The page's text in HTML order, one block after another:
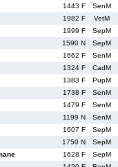
1443 F
SenM
1982 F
VetM
1999 F
SepM
1590 N
SepM
1662 F
SenM
1324 F
CadM
1383 F
PupM
1738 F
SenM
1479 F
SenM
1199 N
SenM
1607 F
SepM
1750 N
SepM
1628 F
SepM